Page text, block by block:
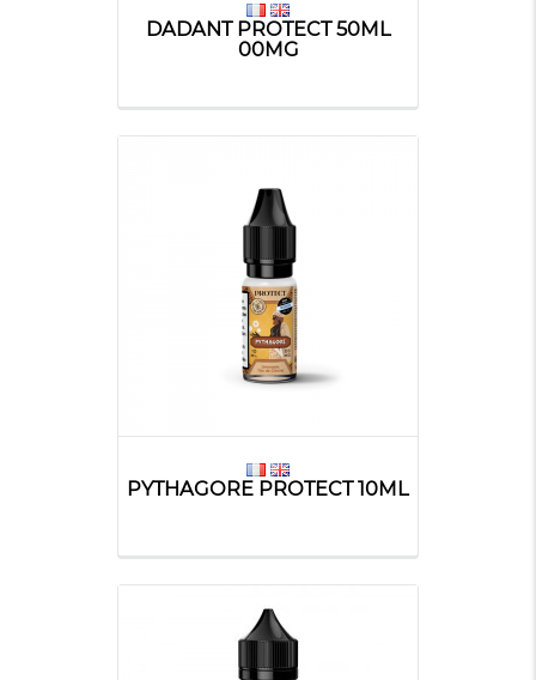
DADANT PROTECT 50ML
00MG
PYTHAGORE PROTECT 10ML